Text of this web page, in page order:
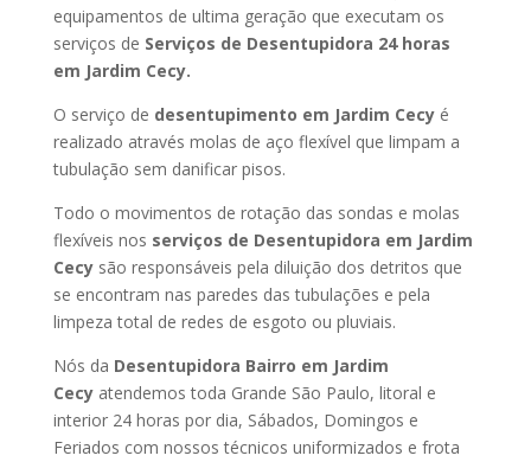
equipamentos de ultima geração que executam os
serviços de Serviços de Desentupidora 24 horas
em Jardim Cecy.
O serviço de desentupimento em Jardim Cecy é
realizado através molas de aço flexível que limpam a
tubulação sem danificar pisos.
Todo o movimentos de rotação das sondas e molas
flexíveis nos serviços de Desentupidora em Jardim
Cecy são responsáveis pela diluição dos detritos que
se encontram nas paredes das tubulações e pela
limpeza total de redes de esgoto ou pluviais.
Nós da Desentupidora Bairro em Jardim
Cecy atendemos toda Grande São Paulo, litoral e
interior 24 horas por dia, Sábados, Domingos e
Feriados com nossos técnicos uniformizados e frota